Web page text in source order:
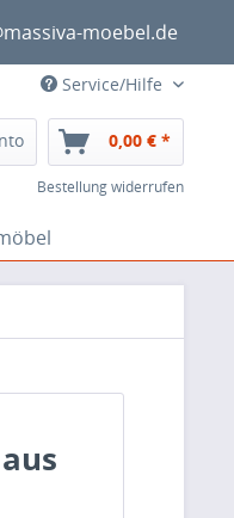
moebel.de
Service/Hilfe
0,00 € *
Bestellung widerrufen